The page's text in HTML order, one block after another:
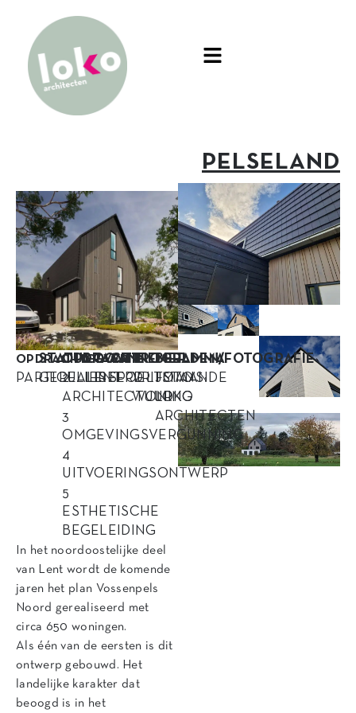
PELSELAND
OPDRACHTGEVER
PARTICULIER
STATUS
GEREALISEERD
OPDRACHT
2
ARCHITECTUUR
3
OMGEVINGSVERGUNNING
4
UITVOERINGSONTWERP
5
ESTHETISCHE
BEGELEIDING
LOCATIE
LENT
AANNEMER
SPOELTMAN
PROGRAMMA
VRIJSTAANDE
WONING
BEELDEN/FOTOGRAFIE
FOTO’S:
LOKO
ARCHITECTEN
In het noordoostelijke deel
van Lent wordt de komende
jaren het plan Vossenpels
Noord gerealiseerd met
circa 650 woningen.
Als één van de eersten is dit
ontwerp gebouwd. Het
landelijke karakter dat
beoogd is in het